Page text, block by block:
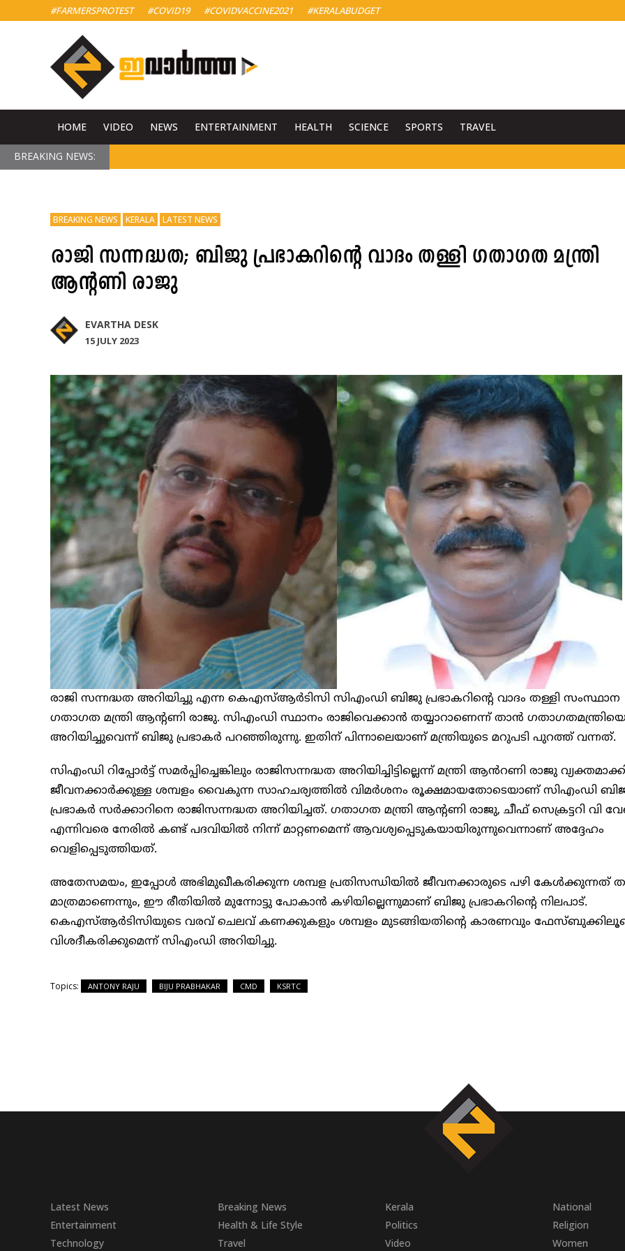
#FARMERSPROTEST #COVID19 #COVIDVACCINE2021 #KERALABUDGET
HOME VIDEO NEWS ENTERTAINMENT HEALTH SCIENCE SPORTS TRAVEL
BREAKING NEWS:
BREAKING NEWS KERALA LATEST NEWS
രാജി സന്നദ്ധത; ബിജു പ്രഭാകറിന്റെ വാദം തള്ളി ഗതാഗത മന്ത്രി
ആന്റണി രാജു
EVARTHA DESK
15 JULY 2023
രാജി സന്നദ്ധത അറിയിച്ചു എന്ന കെഎസ്ആർടിസി സിഎംഡി ബിജു പ്രഭാകറിന്റെ വാദം തള്ളി സംസ്ഥാന
ഗതാഗത മന്ത്രി ആന്റണി രാജു. സിഎംഡി സ്ഥാനം രാജിവെക്കാൻ തയ്യാറാണെന്ന് താൻ ഗതാഗതമന്ത്രിയെ
അറിയിച്ചുവെന്ന് ബിജു പ്രഭാകർ പറഞ്ഞിരുന്നു. ഇതിന് പിന്നാലെയാണ് മന്ത്രിയുടെ മറുപടി പുറത്ത് വന്നത്.
സിഎംഡി റിപ്പോർട്ട് സമർപ്പിച്ചെങ്കിലും രാജിസന്നദ്ധത അറിയിച്ചിട്ടില്ലെന്ന് മന്ത്രി ആൻറണി രാജു
ജീവനക്കാർക്കുള്ള ശമ്പളം വൈകുന്ന സാഹചര്യത്തിൽ വിമർശനം രൂക്ഷമായതോടെയാണ് സിഎംഡി
പ്രഭാകർ സർക്കാറിനെ രാജിസന്നദ്ധത അറിയിച്ചത്. ഗതാഗത മന്ത്രി ആന്റണി രാജു, ചീഫ് സെക്രട്ടറി വി
എന്നിവരെ നേരിൽ കണ്ട് പദവിയിൽ നിന്ന് മാറ്റണമെന്ന് ആവശ്യപ്പെടുകയായിരുന്നുവെന്നാണ് അദ്ദേഹം
വെളിപ്പെടുത്തിയത്.
അതേസമയം, ഇപ്പോൾ അഭിമുഖീകരിക്കുന്ന ശമ്പള പ്രതിസന്ധിയിൽ ജീവനക്കാരുടെ പഴി കേൾക്കുന്നത്
മാത്രമാണെന്നും, ഈ രീതിയിൽ മുന്നോട്ടു പോകാൻ കഴിയില്ലെന്നുമാണ് ബിജു പ്രഭാകറിന്റെ നിലപാട്.
കെഎസ്ആർടിസിയുടെ വരവ് ചെലവ് കണക്കുകളും ശമ്പളം മുടങ്ങിയതിന്റെ കാരണവും
വിശദീകരിക്കുമെന്ന് സിഎംഡി അറിയിച്ചു.
Topics: ANTONY RAJU BIJU PRABHAKAR CMD KSRTC
Latest News Breaking News Kerala National
Entertainment
Health & Life Style Politics Religion
Technology
Travel Video Women